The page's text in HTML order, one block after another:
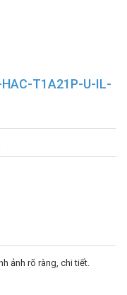
HAC-T1A21P-U-IL-
ảnh rõ ràng, chi tiết.